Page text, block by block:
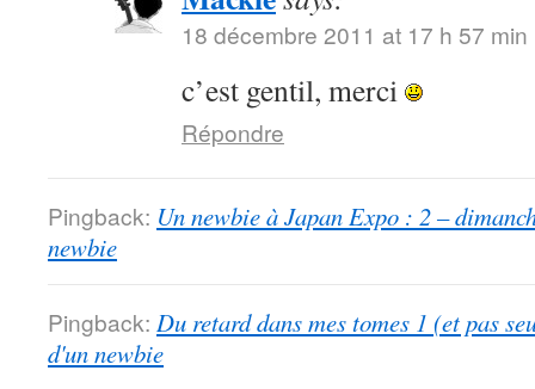
18 décembre 2011 at 17 h 57 min
c’est gentil, merci
Répondre
Pingback: Un newbie à Japan Expo : 2 –
newbie
Pingback: Du retard dans mes tomes 1 (et pas
d'un newbie